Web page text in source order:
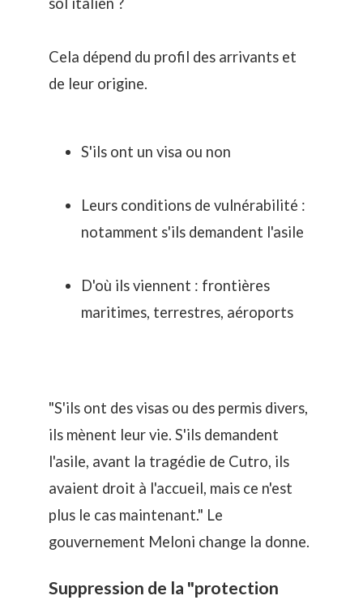
Cela dépend du profil des arrivants et
de leur origine.
S'ils ont un visa ou non
Leurs conditions de vulnérabilité :
notamment s'ils demandent l'asile
D'où ils viennent : frontières
maritimes, terrestres, aéroports
"S'ils ont des visas ou des permis divers,
ils mènent leur vie. S'ils demandent
l'asile, avant la tragédie de Cutro, ils
avaient droit à l'accueil, mais ce n'est
plus le cas maintenant." Le
gouvernement Meloni change la donne.
Suppression de la "protection